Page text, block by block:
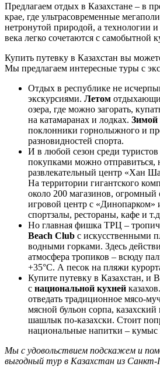
Предлагаем отдых в Казахстане – в
крае, где ультрасовременные
нетронутой природой, а технологии
века легко сочетаются с самобытной
Купить путевку в Казахстан вы
Мы предлагаем интересные туры с
Отдых в республике не
экскурсиями. Летом
озера, где можно загорать,
на катамаранах и лодках. Зимой
поклонники горнолыжного и
разновидностей спорта.
И в любой сезон среди туристов
покупками можно отправиться,
развлекательный центр «Хан
На территории гигантского
около 200 магазинов, огромный
игровой центр с «Динопарком»
спортзалы, рестораны, кафе и
Но главная фишка ТРЦ –
Beach Club с искусственными
водными горками. Здесь
атмосфера тропиков – всюду
+35°C. А песок на пляжи
Купите путевку в Казахстан, и
с национальной кухней
отведать традиционное мясо-
мясной бульон сорпа, казахский
шашлык по-казахски. Стоит
национальные напитки – кумыс
Мы с удовольствием подскажем и
выгодный тур в Казахстан из Санкт-